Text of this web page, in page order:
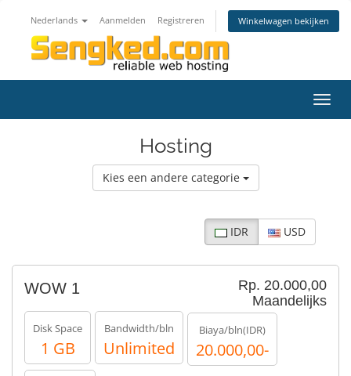
Nederlands Aanmelden Registreren Winkelwagen bekijken
in-/
Hosting
Kies een andere categorie
IDR USD
Rp. 20.000,00
Maandelijks
WOW 1
Disk Space
1 GB
Bandwidth/bln
Unlimited
Biaya/bln(IDR)
20.000,00-